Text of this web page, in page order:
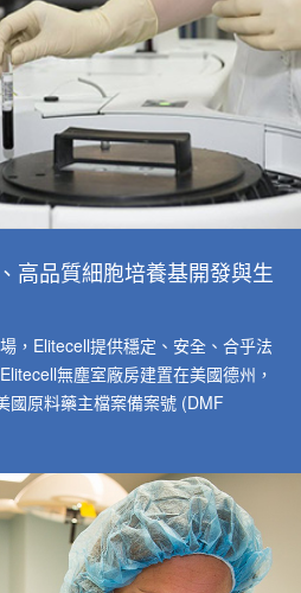
高品質細胞培養基開發與生
，Elitecell提供穩定、安全、合乎法
無塵室廠房建置在美國德州，
國原料藥主檔案備案號 (DMF